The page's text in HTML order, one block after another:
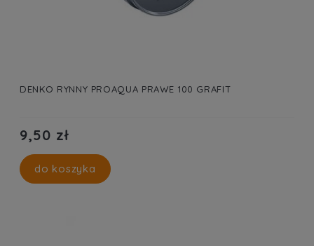
DENKO RYNNY PROAQUA PRAWE 100 GRAFIT
9,50 zł
do koszyka